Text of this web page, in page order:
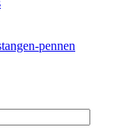
pennen